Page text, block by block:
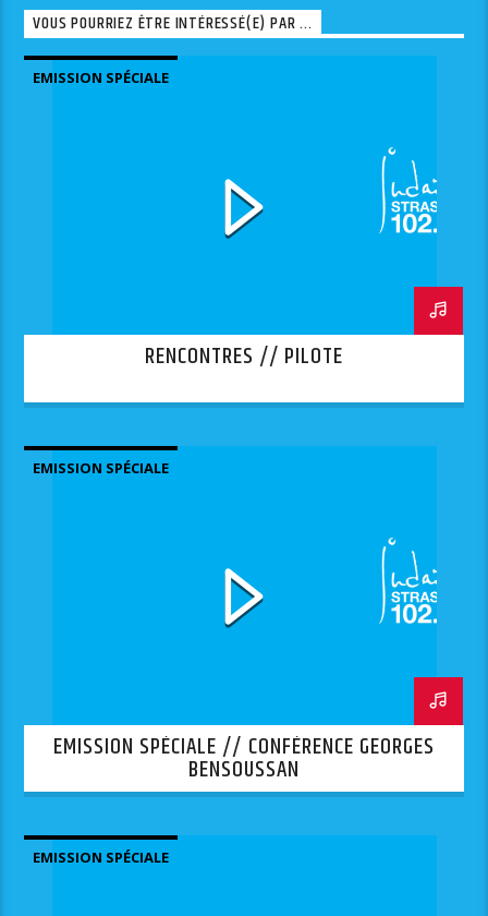
VOUS POURRIEZ ÊTRE INTÉRESSÉ(E) PAR ...
EMISSION SPÉCIALE
RENCONTRES // PILOTE
EMISSION SPÉCIALE
EMISSION SPÉCIALE // CONFÉRENCE GEORGES
BENSOUSSAN
EMISSION SPÉCIALE